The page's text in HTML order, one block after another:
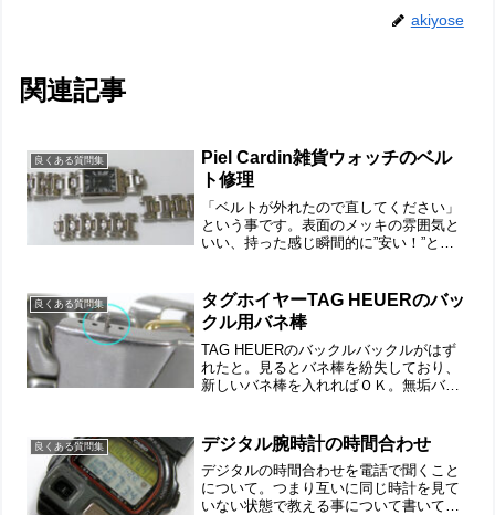
akiyose
関連記事
良くある質問集
Piel Cardin雑貨ウォッチのベル
ト修理
「ベルトが外れたので直してください」
という事です。表面のメッキの雰囲気と
いい、持った感じ瞬間的に”安い！”とわ
これはもう腕時計としての最低限の強度
も何もありません。しか...
良くある質問集
タグホイヤーTAG HEUERのバッ
クル用バネ棒
TAG HEUERのバックルバックルがはず
れたと。見るとバネ棒を紛失しており、
新しいバネ棒を入れればＯＫ。無垢バッ
い。普通のラグ用のバネ棒では太いで
す。では、特殊な細い...
良くある質問集 デジタル腕時計の時間合わせ
デジタルの時間合わせを電話で聞くこと
について。つまり互いに同じ時計を見て
いない状態で教える事について書いてみ